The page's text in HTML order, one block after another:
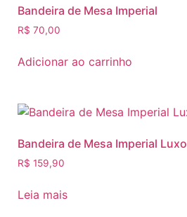
Bandeira de Mesa Imperial
R$ 70,00
Adicionar ao carrinho
Bandeira de Mesa Imperial Luxo
R$ 159,90
Leia mais